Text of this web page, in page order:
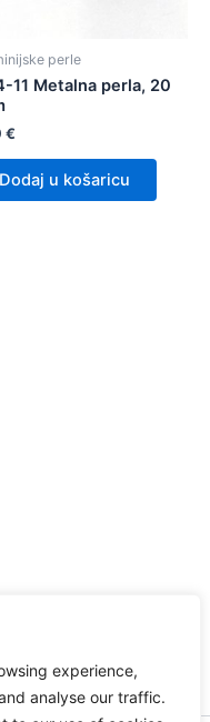
experience,
analyse our traffic.
perle
11 Metalna perla, 20
€
Dodaj u košaricu